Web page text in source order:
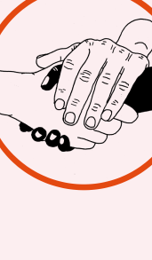
der
und durch
Zeit
Auch der
nicht die